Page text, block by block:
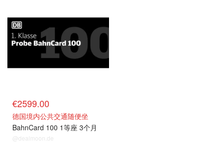
€2599.00
德国境内公共交通随便坐
BahnCard 100 1等座 3个月
@dealmoon.de